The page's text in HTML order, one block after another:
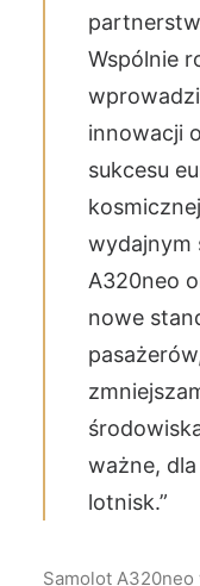
Wspólnie
innowacji
sukcesu
wydajnym
A320neo
nowe
ważne,
lotnisk.”
Samolot